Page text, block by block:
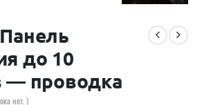
до 10
— проводка
нет. )